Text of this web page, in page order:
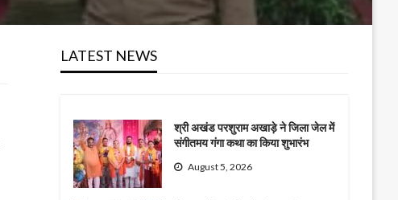
LATEST NEWS
श्री अखंड परशुराम अखाड़े ने जिला जेल में
संगीतमय गंगा कथा का किया शुभारंभ
August 5, 2026